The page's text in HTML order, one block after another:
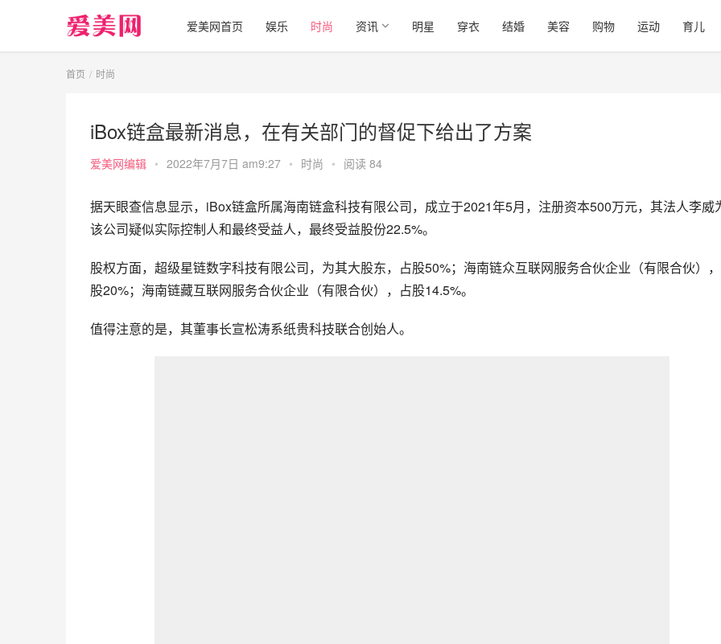
爱美网首页 娱乐 时尚 资讯 明星 穿衣 结婚 美容 购物 运动 育儿
首页 时尚
iBox链盒最新消息，在有关部门的督促下给出了方案
爱美网编辑 • 2022年7月7日 am9:27 • 时尚 • 阅读 84
据天眼查信息显示，iBox链盒所属海南链盒科技有限公司，成立于2021年5月，注册资本500万元，其法人李威
该公司疑似实际控制人和最终受益人，最终受益股份22.5%。
股权方面，超级星链数字科技有限公司，为其大股东，占股50%；海南链众互联网服务合伙企业（有限合伙）
股20%；海南链藏互联网服务合伙企业（有限合伙），占股14.5%。
值得注意的是，其董事长宣松涛系纸贵科技联合创始人。